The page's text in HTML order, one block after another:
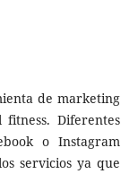
de marketing
Diferentes
o Instagram
servicios ya que